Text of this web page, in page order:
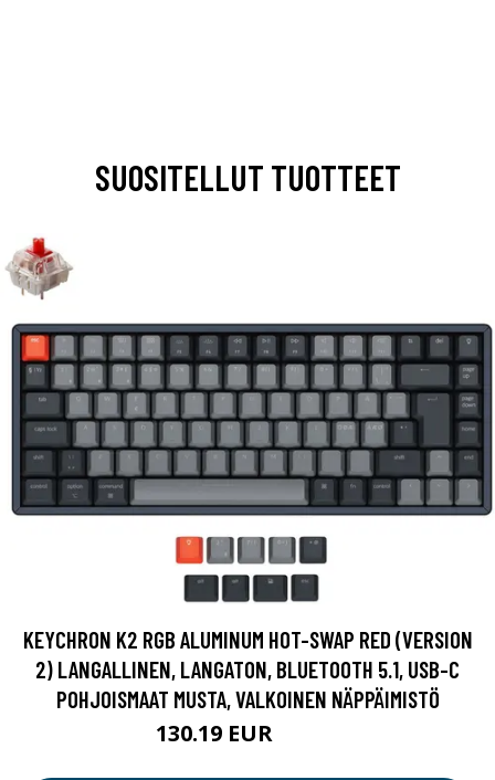
SUOSITELLUT TUOTTEET
KEYCHRON K2 RGB ALUMINUM HOT-SWAP RED (VERSION
2) LANGALLINEN, LANGATON, BLUETOOTH 5.1, USB-C
POHJOISMAAT MUSTA, VALKOINEN NÄPPÄIMISTÖ
130.19 EUR